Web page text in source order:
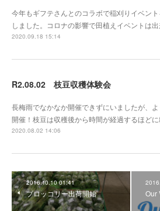
今年もギフテさんとのコラボで稲刈りイベン
しました。コロナの影響で田植えイベントは出
2020.09.18 15:14
R2.08.02 枝豆収穫体験会
長梅雨でなかなか開催できずにいましたが、よ
開催！枝豆は収穫後から時間が経過するほどに
2020.08.02 14:06
2016.10.10 01:41
ブロッコリー出荷開始 Our